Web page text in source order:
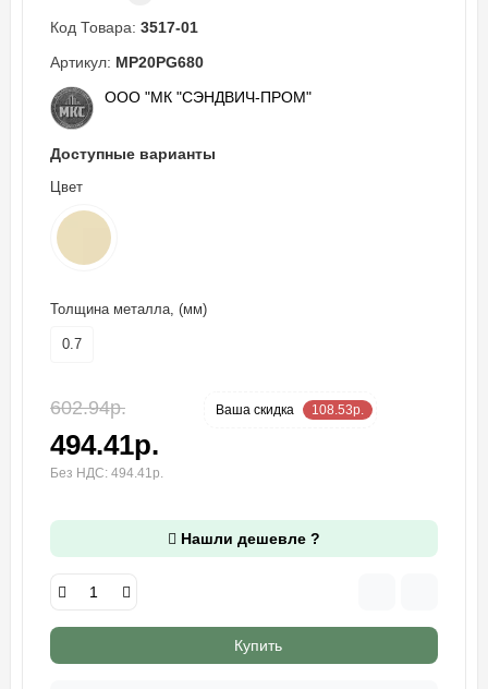
Код Товара: 3517-01
Артикул: MP20PG680
ООО "МК "СЭНДВИЧ-ПРОМ"
Доступные варианты
Цвет
Толщина металла, (мм)
0.7
602.94р. Ваша cкидка 108.53р.
494.41р.
Без НДС: 494.41р.
Нашли дешевле ?
Купить